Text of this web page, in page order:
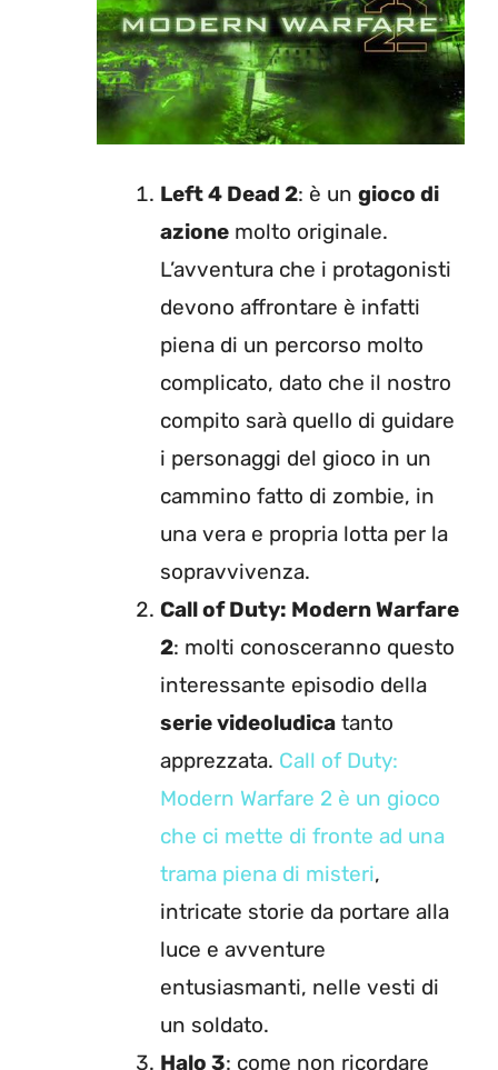
Left 4 Dead 2: è un gioco di
azione molto originale.
L’avventura che i protagonisti
devono affrontare è infatti
piena di un percorso molto
complicato, dato che il nostro
compito sarà quello di guidare
i personaggi del gioco in un
cammino fatto di zombie, in
una vera e propria lotta per la
sopravvivenza.
Call of Duty: Modern Warfare
2: molti conosceranno questo
interessante episodio della
serie videoludica tanto
apprezzata. Call of Duty:
Modern Warfare 2 è un gioco
che ci mette di fronte ad una
trama piena di misteri,
intricate storie da portare alla
luce e avventure
entusiasmanti, nelle vesti di
un soldato.
Halo 3: come non ricordare